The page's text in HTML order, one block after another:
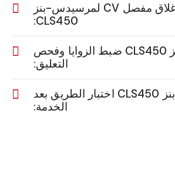
تزييت وإغلاق مفصل CV لمرسيدس-بنز
CLS450:
مرسيدس-بنز CLS450 ضبط الزوايا وفحص
التعليق:
مرسيدس بنز CLS450 اختبار الطريق بعد
الخدمة: